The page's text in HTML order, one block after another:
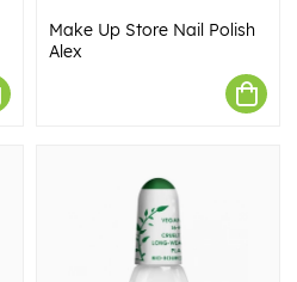
Make Up Store Nail Polish
Alex